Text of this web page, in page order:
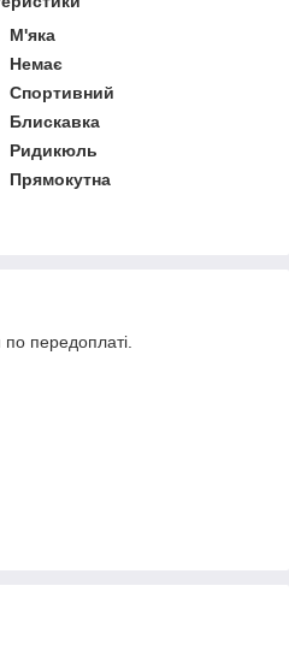
М'яка
Немає
Спортивний
Блискавка
Ридикюль
Прямокутна
по передоплаті.